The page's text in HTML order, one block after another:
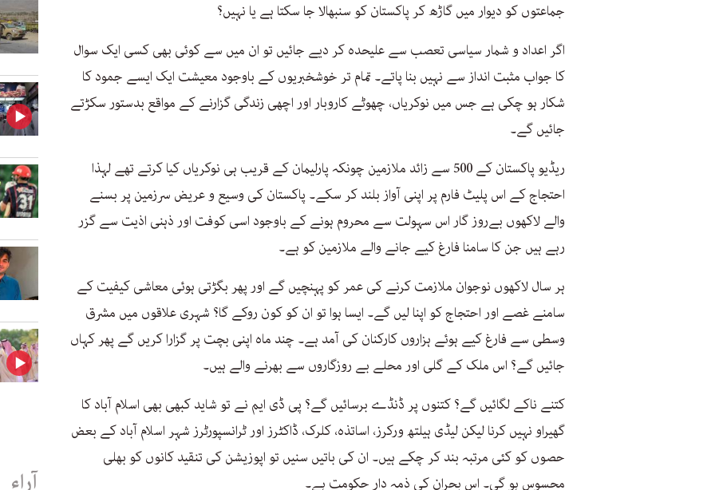
جماعتوں کو دیوار میں گاڑھ کر پاکستان کو سنبھالا جا سکتا ہے یا نہیں؟
اگر اعداد و شمار سیاسی تعصب سے علیحدہ کر دیے جائیں تو ان میں سے کوئی بھی کسی ایک سوال
کا جواب مثبت انداز سے نہیں بنا پاتے۔ تمام تر خوشخبریوں کے باوجود معیشت ایک ایسے جمود کا
شکار ہو چکی ہے جس میں نوکریاں، چھوٹے کاروبار اور اچھی زندگی گزارنے کے مواقع بدستور سکڑتے
جائیں گے۔
ریڈیو پاکستان کے 500 سے زائد ملازمین چونکہ پارلیمان کے قریب ہی نوکریاں کیا کرتے تھے لہذا
احتجاج کے اس پلیٹ فارم پر اپنی آواز بلند کر سکے۔ پاکستان کی وسیع و عریض سرزمین پر بسنے
والے لاکھوں بےروز گار اس سہولت سے محروم ہونے کے باوجود اسی کوفت اور ذہنی اذیت سے گزر
رہے ہیں جن کا سامنا فارغ کیے جانے والے ملازمین کو ہے۔
ہر سال لاکھوں نوجوان ملازمت کرنے کی عمر کو پہنچیں گے اور پھر بگڑتی ہوئی معاشی کیفیت کے
سامنے غصے اور احتجاج کو اپنا لیں گے۔ ایسا ہوا تو ان کو کون روکے گا؟ شہری علاقوں میں مشرق
وسطی سے فارغ کیے ہوئے ہزاروں کارکنان کی آمد ہے۔ چند ماہ اپنی بچت پر گزارا کریں گے پھر کہاں
جائیں گے؟ اس ملک کے گلی اور محلے بے روزگاروں سے بھرنے والے ہیں۔
کتنے ناکے لگائیں گے؟ کتنوں پر ڈنڈے برسائیں گے؟ پی ڈی ایم نے تو شاید کبھی بھی اسلام آباد کا
گھیراو نہیں کرنا لیکن لیڈی ہیلتھ ورکرز، اساتذہ، کلرک، ڈاکٹرز اور ٹرانسپورٹرز شہر اسلام آباد کے بعض
حصوں کو کئی مرتبہ بند کر چکے ہیں۔ ان کی باتیں سنیں تو اپوزیشن کی تنقید کانوں کو بھلی
محسوس ہو گی۔ اس بحران کی ذمہ دار حکومت ہے۔
آراء